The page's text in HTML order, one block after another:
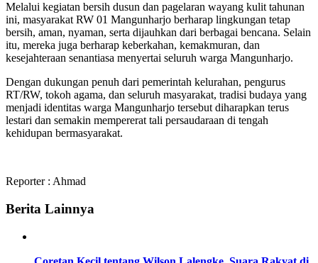
Melalui kegiatan bersih dusun dan pagelaran wayang kulit tahunan
ini, masyarakat RW 01 Mangunharjo berharap lingkungan tetap
bersih, aman, nyaman, serta dijauhkan dari berbagai bencana. Selain
itu, mereka juga berharap keberkahan, kemakmuran, dan
kesejahteraan senantiasa menyertai seluruh warga Mangunharjo.
Dengan dukungan penuh dari pemerintah kelurahan, pengurus
RT/RW, tokoh agama, dan seluruh masyarakat, tradisi budaya yang
menjadi identitas warga Mangunharjo tersebut diharapkan terus
lestari dan semakin mempererat tali persaudaraan di tengah
kehidupan bermasyarakat.
Reporter : Ahmad
Berita Lainnya